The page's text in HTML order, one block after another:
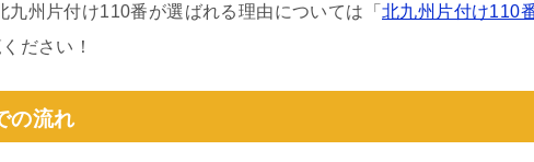
九州片付け110番が選ばれる理由については「 北九州片付け110
ださい！
の流れ